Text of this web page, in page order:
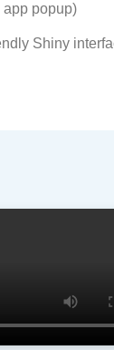
app popup)
Shiny